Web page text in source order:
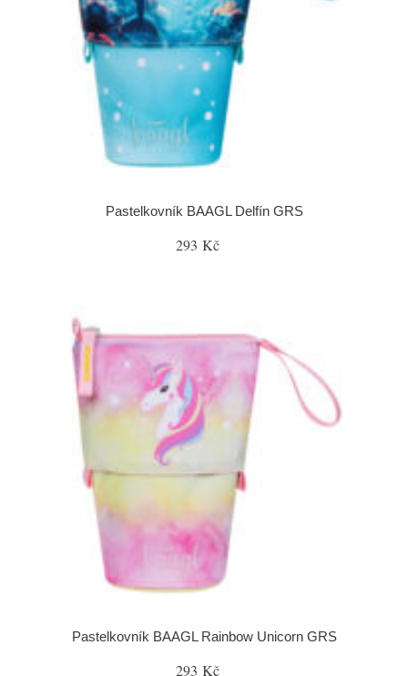
Pastelkovník BAAGL Delfín GRS
293 Kč
Pastelkovník BAAGL Rainbow Unicorn GRS
293 Kč